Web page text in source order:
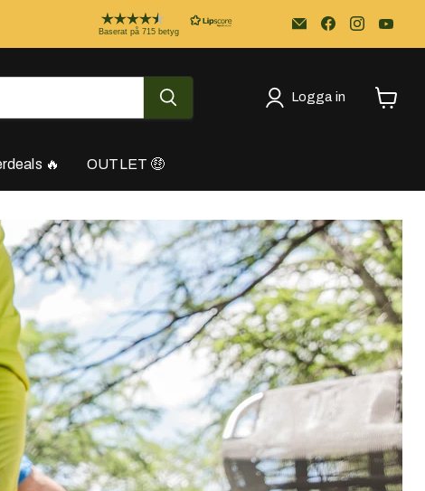
Baserat på 715 betyg
Email
Kayakstore.se
Logga in
🔥 OUTLET 🤑